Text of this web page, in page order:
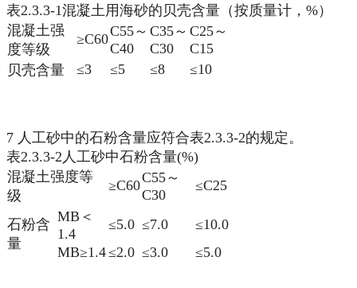
表2.3.3-1混凝土用海砂的贝壳含量（按质量计，%）
混凝土强
度等级
≥C60C55～
C40
C35～
C30
C25～
C15
贝壳含量
≤3 ≤5 ≤8 ≤10
7 人工砂中的石粉含量应符合表2.3.3-2的规定。
表2.3.3-2人工砂中石粉含量(%)
混凝土强度等
级
≥C60C55～
C30
≤C25
石粉含
量
MB＜
1.4
≤5.0 ≤7.0
≤10.0
MB≥1.4≤2.0 ≤3.0 ≤5.0